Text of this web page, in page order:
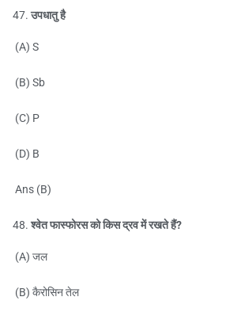
उपधातु है
(A) S
(B) Sb
(C) P
(D) B
Ans (B)
श्वेत फास्फोरस को किस द्रव में रखते हैं?
(A) जल
(B) कैरोसिन तेल